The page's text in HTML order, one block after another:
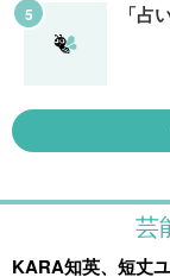
「占